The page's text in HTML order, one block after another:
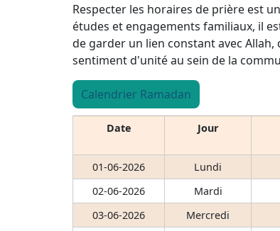
Respecter les horaires de prière est
études et engagements familiaux, il
de garder un lien constant avec
sentiment d'unité au sein de la
Calendrier Ramadan
Date Jour
01-06-2026
Lundi
02-06-2026
Mardi
03-06-2026
Mercredi